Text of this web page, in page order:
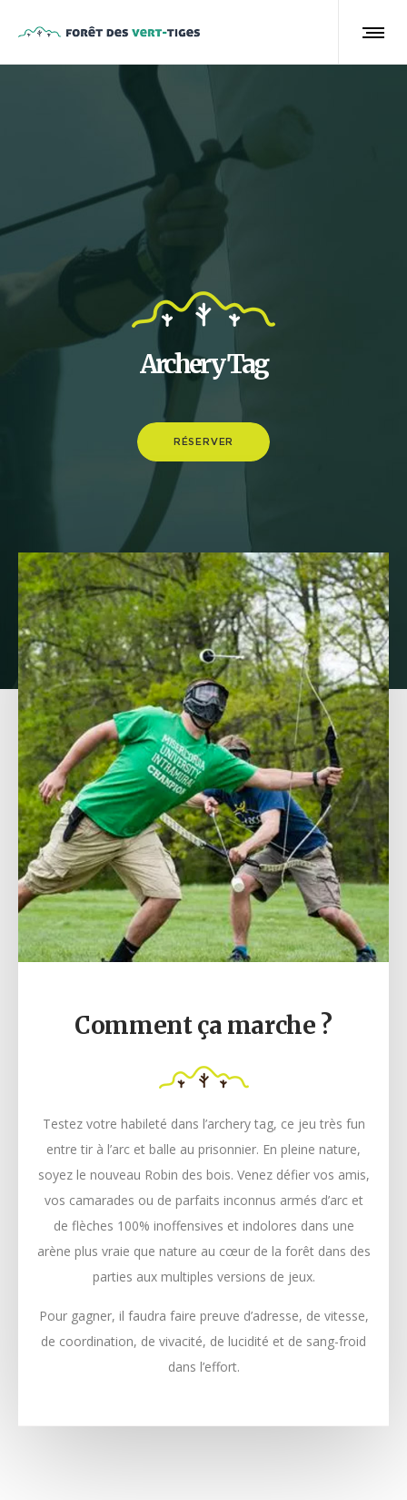
Archery Tag
RÉSERVER
Comment ça marche ?
Testez votre habileté dans l’archery tag, ce jeu très fun
entre tir à l’arc et balle au prisonnier. En pleine nature,
soyez le nouveau Robin des bois. Venez défier vos amis,
vos camarades ou de parfaits inconnus armés d’arc et
de flèches 100% inoffensives et indolores dans une
arène plus vraie que nature au cœur de la forêt dans des
parties aux multiples versions de jeux.
Pour gagner, il faudra faire preuve d’adresse, de vitesse,
de coordination, de vivacité, de lucidité et de sang-froid
dans l’effort.